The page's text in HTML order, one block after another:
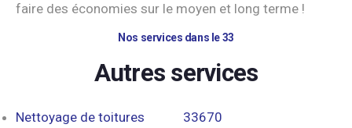
faire des économies sur le moyen et long terme !
Nos services dans le 33
Autres services
Nettoyage de toitures
33670